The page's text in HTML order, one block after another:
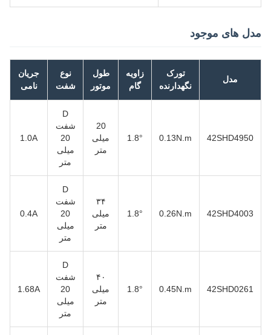
مدل های موجود
مدل
تورک
نگهدارنده
زاویه
گام
طول
موتور
نوع
شفت
جریان
نامی
42SHD4950
0.13N.m
1.8°
20
میلی
متر
D
شفت
20
میلی
متر
1.0A
42SHD4003
0.26N.m
1.8°
۳۴
میلی
متر
D
شفت
20
میلی
متر
0.4A
42SHD0261
0.45N.m
1.8°
۴۰
میلی
متر
D
شفت
20
میلی
متر
1.68A